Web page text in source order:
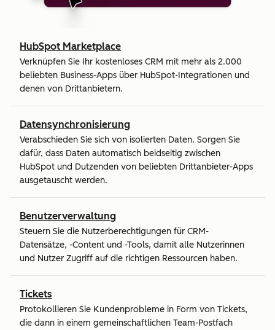
HubSpot Marketplace
Verknüpfen Sie Ihr kostenloses CRM mit mehr als 2.000
beliebten Business-Apps über HubSpot-Integrationen und
denen von Drittanbietern.
Datensynchronisierung
Verabschieden Sie sich von isolierten Daten. Sorgen Sie
dafür, dass Daten automatisch beidseitig zwischen
HubSpot und Dutzenden von beliebten Drittanbieter-Apps
ausgetauscht werden.
Benutzerverwaltung
Steuern Sie die Nutzerberechtigungen für CRM-
Datensätze, -Content und -Tools, damit alle Nutzerinnen
und Nutzer Zugriff auf die richtigen Ressourcen haben.
Tickets
Protokollieren Sie Kundenprobleme in Form von Tickets,
die dann in einem gemeinschaftlichen Team-Postfach